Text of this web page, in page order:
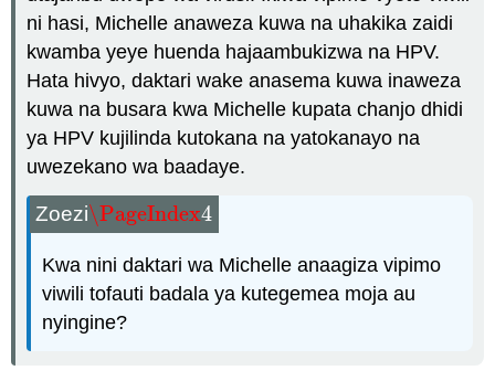
ni hasi, Michelle anaweza kuwa na uhakika zaidi
kwamba yeye huenda hajaambukizwa na HPV.
Hata hivyo, daktari wake anasema kuwa inaweza
kuwa na busara kwa Michelle kupata chanjo dhidi
ya HPV kujilinda kutokana na yatokanayo na
uwezekano wa baadaye.
Zoezi\PageIndex4
\PageIndex4
Kwa nini daktari wa Michelle anaagiza vipimo
viwili tofauti badala ya kutegemea moja au
nyingine?